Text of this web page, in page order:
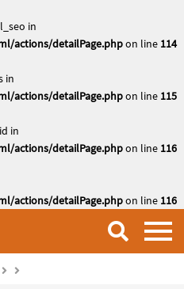
in
actions/detailPage.phpon line 114
in
actions/detailPage.phpon line 115
in
actions/detailPage.phpon line 116
actions/detailPage.phpon line 116